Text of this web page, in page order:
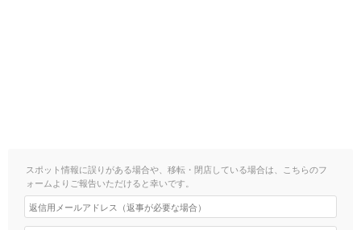
スポット情報に誤りがある場合や、移転・閉店している場合は、こちらのフ
ォームよりご報告いただけると幸いです。